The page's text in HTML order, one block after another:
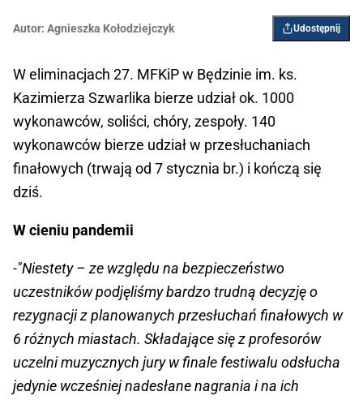
Autor: Agnieszka Kołodziejczyk Udostępnij
W eliminacjach 27. MFKiP w Będzinie im. ks.
Kazimierza Szwarlika bierze udział ok. 1000
wykonawców, soliści, chóry, zespoły. 140
wykonawców bierze udział w przesłuchaniach
finałowych (trwają od 7 stycznia br.) i kończą się
dziś.
W cieniu pandemii
-"Niestety – ze względu na bezpieczeństwo
uczestników podjęliśmy bardzo trudną decyzję o
rezygnacji z planowanych przesłuchań finałowych w
6 różnych miastach. Składające się z profesorów
uczelni muzycznych jury w finale festiwalu odsłucha
jedynie wcześniej nadesłane nagrania i na ich